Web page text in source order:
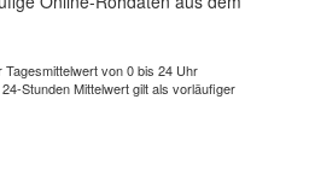
von 0 bis 24 Uhr
Stunden Mittelwert gilt als vorläufiger